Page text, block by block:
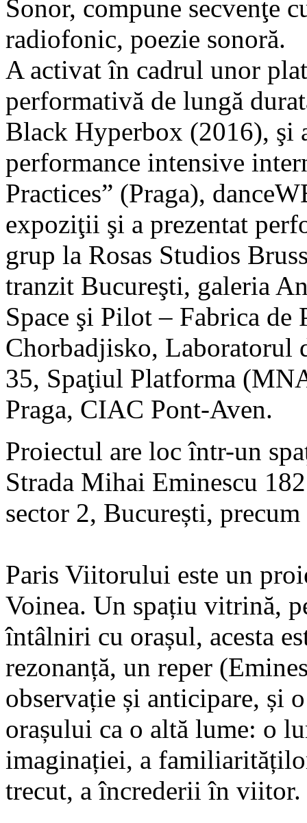
Sonor, compune secvenţe
radiofonic, poezie sonoră.
A activat în cadrul unor
performativă de lungă
Black Hyperbox (2016), şi
performance intensive
Practices” (Praga),
expoziţii şi a prezentat
grup la Rosas Studios
tranzit Bucureşti, galeria
Space şi Pilot – Fabrica
Chorbadjisko, Laboratorul
35, Spaţiul Platforma
Praga, CIAC Pont-Aven.
Proiectul are loc într-un
Strada Mihai Eminescu
sector 2, București,
Paris Viitorului este un
Voinea. Un spațiu vitrină,
întâlniri cu orașul, acesta
rezonanță, un reper
observație și anticipare, și
orașului ca o altă lume: o
imaginației, a
trecut, a încrederii în viitor.